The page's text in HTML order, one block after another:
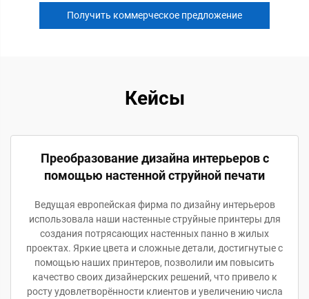
Получить коммерческое предложение
Кейсы
Преобразование дизайна интерьеров с
помощью настенной струйной печати
Ведущая европейская фирма по дизайну интерьеров
использовала наши настенные струйные принтеры для
создания потрясающих настенных панно в жилых
проектах. Яркие цвета и сложные детали, достигнутые с
помощью наших принтеров, позволили им повысить
качество своих дизайнерских решений, что привело к
росту удовлетворённости клиентов и увеличению числа